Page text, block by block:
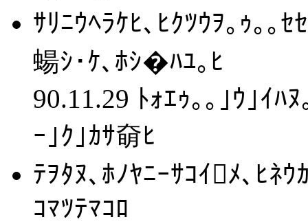
ｻﾘﾆｳﾍﾗｹﾋ､ﾋｸﾂｳｦ｡ｩ｡｡
蝪ｼ･ｹ､ﾎｼ�ﾊﾕ｡ﾋ
90.11.29 ﾄｫｴｩ｡｡｣ｳ｣ｲﾊ
ｰ｣ｸ｣ｶｻ奛ﾋ
ﾃｦﾀﾇ､ﾎﾉﾔﾆｰｻｺｲﾒ､ﾋﾈ
ｺﾏﾂﾃﾏｺﾛ